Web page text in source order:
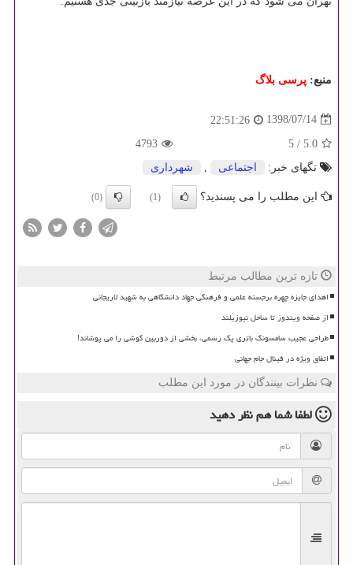
منبع: پرسی بلاگ
1398/07/14
22:51:26
5.0
/ 5
4793
تگهای خبر:
اجتماعی , شهرداری
این مطلب را می پسندید؟ (1)
(0)
تازه ترین مطالب مرتبط
اهدای جایزه چهره برجسته علمی و فرهنگی جهاد دانشگاهی به شهید لاریجانی
از صفحه ویندوز تا ساحل نیوزیلند
طراحی عجیب سامسونگ باتری پک رسمی، بخشی از دوربین گوشی را می پوشاند!
اتفاق ویژه در فینال جام جهانی
نظرات بینندگان در مورد این مطلب
لطفا شما همنظر دهید